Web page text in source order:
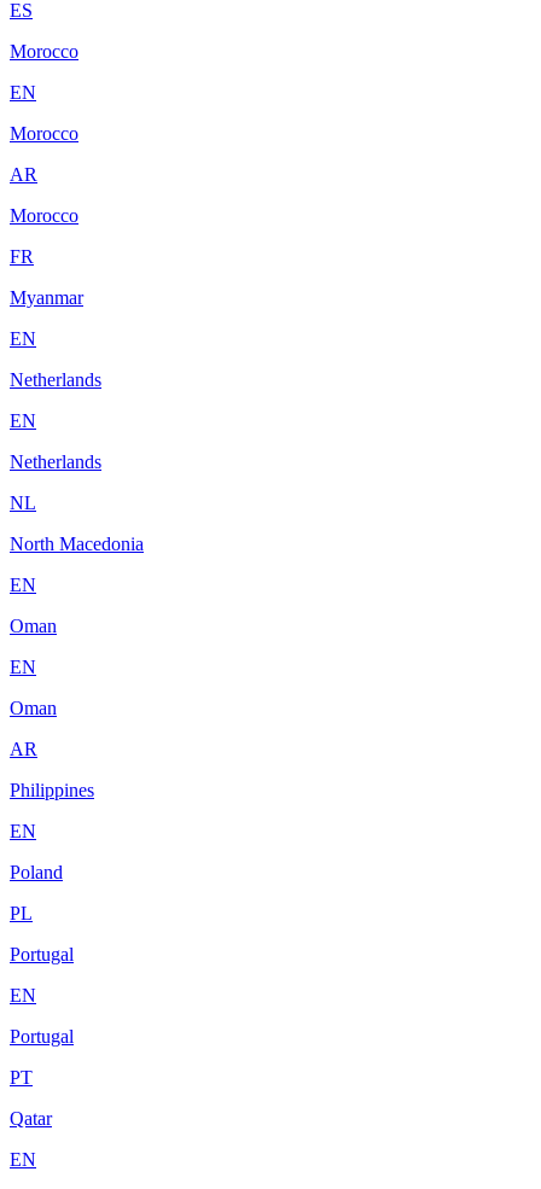
ES
Morocco
EN
Morocco
AR
Morocco
FR
Myanmar
EN
Netherlands
EN
Netherlands
NL
North Macedonia
EN
Oman
EN
Oman
AR
Philippines
EN
Poland
PL
Portugal
EN
Portugal
PT
Qatar
EN